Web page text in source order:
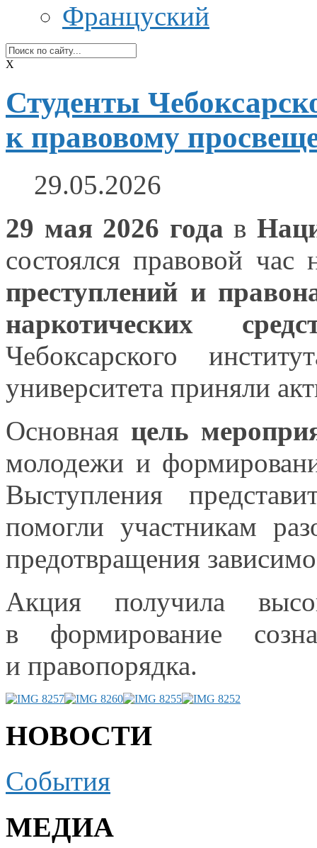
Француский
X
Студенты
к правовому
29.05.2026
29 мая 2026 года в
состоялся правовой час
преступлений и
наркотических
Чебоксарского
университета приняли
Основная цель
молодежи и
Выступления
помогли участникам
предотвращения
Акция получила
в формирование
и правопорядка.
НОВОСТИ
События
МЕДИА